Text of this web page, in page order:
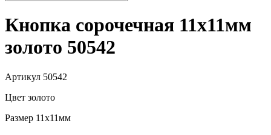
Кнопка сорочечная 11х11мм
золото 50542
Артикул 50542
Цвет золото
Размер 11х11мм